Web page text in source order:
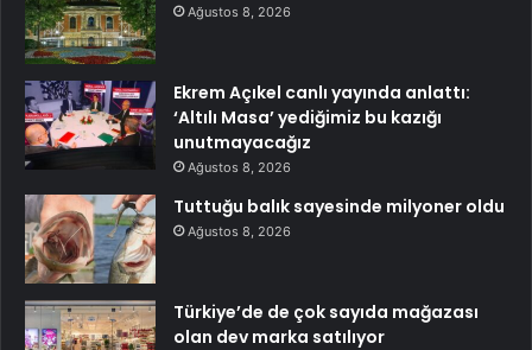
Ağustos 8, 2026
Ekrem Açıkel canlı yayında anlattı:
‘Altılı Masa’ yediğimiz bu kazığı
unutmayacağız
Ağustos 8, 2026
Tuttuğu balık sayesinde milyoner oldu
Ağustos 8, 2026
Türkiye’de de çok sayıda mağazası
olan dev marka satılıyor